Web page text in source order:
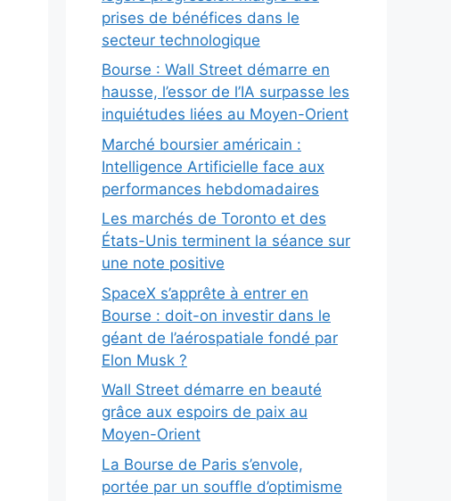
prises de bénéfices dans le
secteur technologique
Bourse : Wall Street démarre en
hausse, l’essor de l’IA surpasse les
inquiétudes liées au Moyen-Orient
Marché boursier américain :
Intelligence Artificielle face aux
performances hebdomadaires
Les marchés de Toronto et des
États-Unis terminent la séance sur
une note positive
SpaceX s’apprête à entrer en
Bourse : doit-on investir dans le
géant de l’aérospatiale fondé par
Elon Musk ?
Wall Street démarre en beauté
grâce aux espoirs de paix au
Moyen-Orient
La Bourse de Paris s’envole,
portée par un souffle d’optimisme